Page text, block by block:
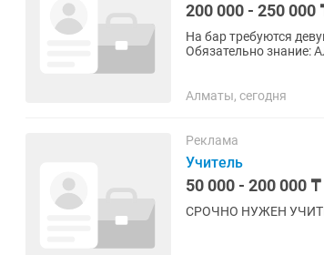
200 000 - 250 000
На бар требуются девушки ✅
Алматы, сегодня
Реклама
Учитель
50 000 - 200 000 ₸
СРОЧНО НУЖЕН